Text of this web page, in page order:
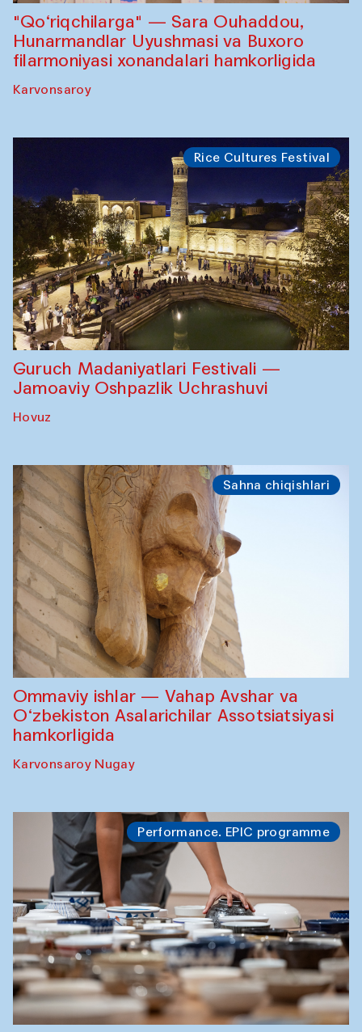
"Qo‘riqchilarga" — Sara Ouhaddou,
Hunarmandlar Uyushmasi va Buxoro
filarmoniyasi xonandalari hamkorligida
Karvonsaroy
Rice Cultures Festival
Guruch Madaniyatlari Festivali —
Jamoaviy Oshpazlik Uchrashuvi
Hovuz
Sahna chiqishlari
Ommaviy ishlar — Vahap Avshar va
O‘zbekiston Asalarichilar Assotsiatsiyasi
hamkorligida
Karvonsaroy Nugay
Performance. EPIC programme